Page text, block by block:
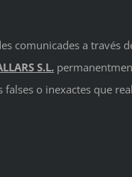
comunicades a través
S.L.
falses o inexactes que